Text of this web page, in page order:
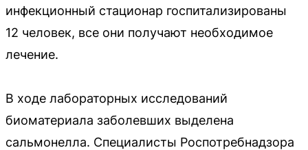
инфекционный стационар госпитализированы
12 человек, все они получают необходимое
лечение.
В ходе лабораторных исследований
биоматериала заболевших выделена
сальмонелла. Специалисты Роспотребнадзора